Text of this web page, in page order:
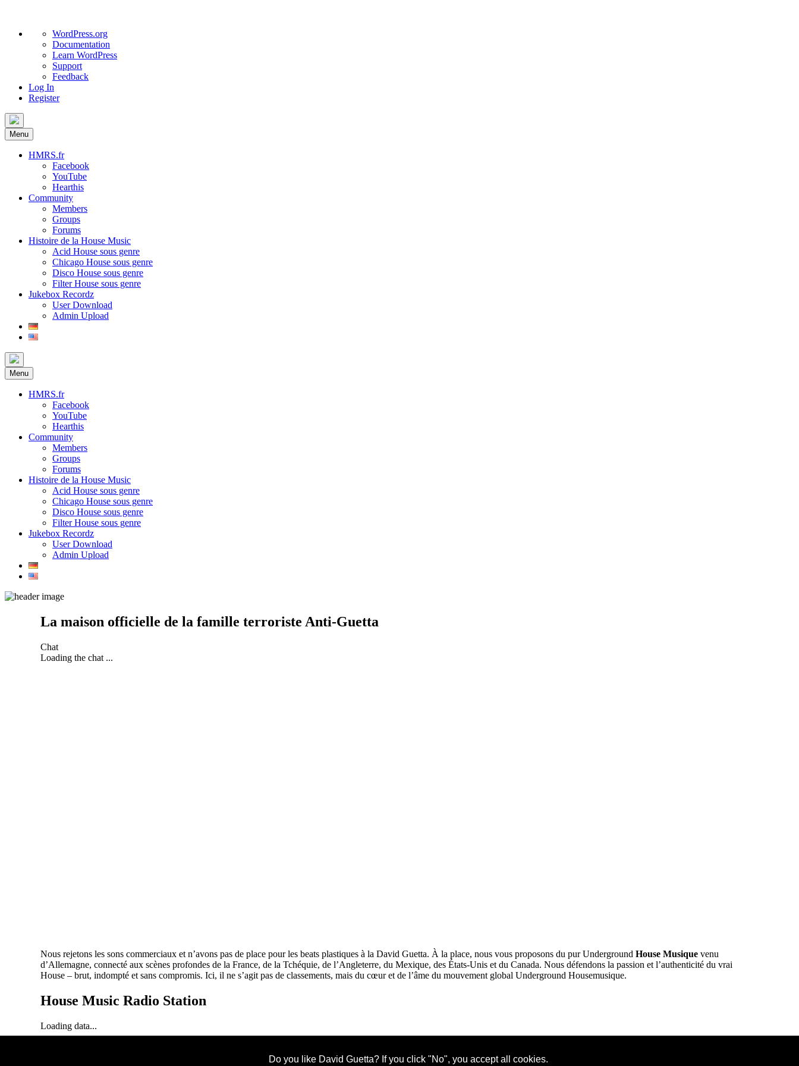
About
WordPress
WordPress.org
Documentation
Learn WordPress
Support
Feedback
Log In
Register
Skip
to
content
Menu
HMRS.fr
Facebook
YouTube
Hearthis
Community
Members
Groups
Forums
Histoire de la House Music
Acid House sous genre
Chicago House sous genre
Disco House sous genre
Filter House sous genre
Jukebox Recordz
User Download
Admin Upload
Menu
HMRS.fr
Facebook
YouTube
Hearthis
Community
Members
Groups
Forums
Histoire de la House Music
Acid House sous genre
Chicago House sous genre
Disco House sous genre
Filter House sous genre
Jukebox Recordz
User Download
Admin Upload
La maison officielle de la famille terroriste Anti-Guetta
Chat
Loading the chat ...
Nous rejetons les sons commerciaux et n’avons pas de place pour les beats plastiques à la David Guetta. À la place, nous vous proposons du pur Underground House Musique venu
d’Allemagne, connecté aux scènes profondes de la France, de la Tchéquie, de l’Angleterre, du Mexique, des États-Unis et du Canada. Nous défendons la passion et l’authenticité du vrai
House – brut, indompté et sans compromis. Ici, il ne s’agit pas de classements, mais du cœur et de l’âme du mouvement global Underground Housemusique.
House Music Radio Station
Loading data...
Do you like David Guetta? If you click "No", you accept all cookies.